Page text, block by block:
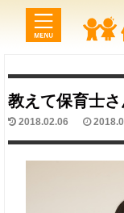
教えて保育士
2018.02.06